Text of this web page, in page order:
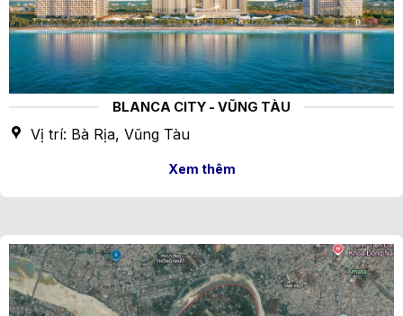
BLANCA CITY - VŨNG TÀU
Vị trí: Bà Rịa, Vũng Tàu
Xem thêm